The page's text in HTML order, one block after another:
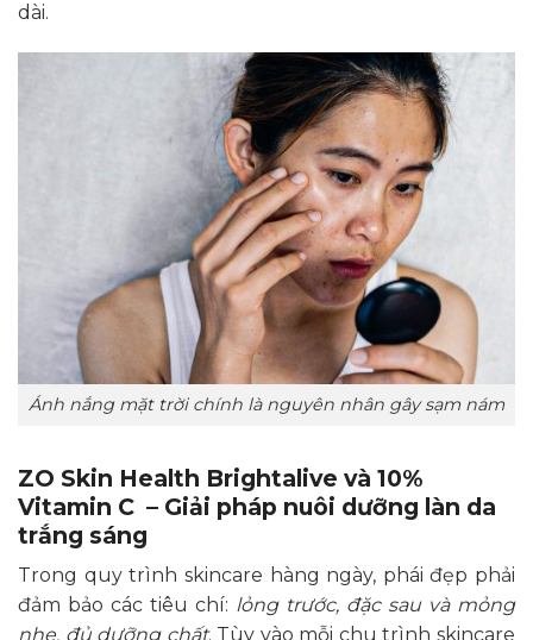
dài.
Ánh nắng mặt trời chính là nguyên nhân gây sạm nám
ZO Skin Health Brightalive và 10%
Vitamin C – Giải pháp nuôi dưỡng làn da
trắng sáng
Trong quy trình skincare hàng ngày, phái đẹp phải
đảm bảo các tiêu chí: lỏng trước, đặc sau và mỏng
nhẹ, đủ dưỡng chất. Tùy vào mỗi chu trình skincare